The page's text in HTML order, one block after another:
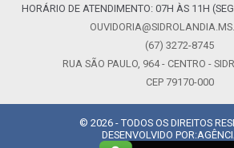
HORÁRIO DE ATENDIMENTO: 07H ÀS 11H
(67) 3272-8745
RUA SÃO PAULO, 964 - CENTRO -
CEP 79170-000
© 2026 - TODOS OS DIREITOS
DESENVOLVIDO POR: